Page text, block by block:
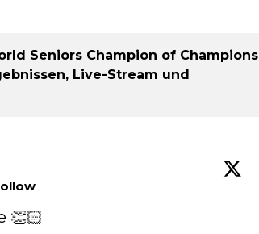
Seniors Champion of Champions
Live-Stream und
👏🏻